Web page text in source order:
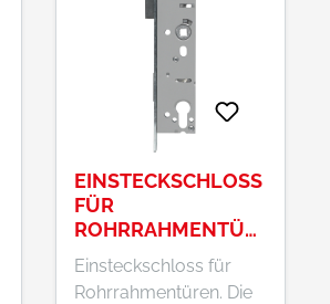
EINSTECKSCHLOSS
FÜR
ROHRRAHMENTÜR
EN ESR PZ LR Z 35
92 24 SB
Einsteckschloss für
Rohrrahmentüren. Die